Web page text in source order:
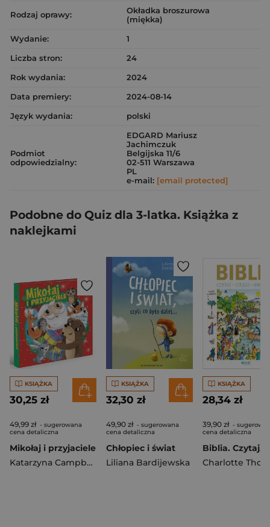
Rodzaj oprawy:
Okładka broszurowa
(miękka)
Wydanie:
1
Liczba stron:
24
Rok wydania:
2024
Data premiery:
2024-08-14
Język wydania:
polski
Podmiot
odpowiedzialny:
EDGARD Mariusz
Jachimczuk
Belgijska 11/6
02-511 Warszawa
PL
e-mail: [email protected]
Podobne do Quiz dla 3-latka. Książka z
naklejkami
KSIĄŻKA
30,25 zł
49,99 zł - sugerowana
cena detaliczna
Mikołaj i przyjaciele
Katarzyna Campbell
KSIĄŻKA
32,30 zł
49,90 zł - sugerowana
cena detaliczna
Chłopiec i świat
Liliana Bardijewska
KSIĄŻKA
28,34 zł
39,90 zł -
cena detaliczna
Charlotte